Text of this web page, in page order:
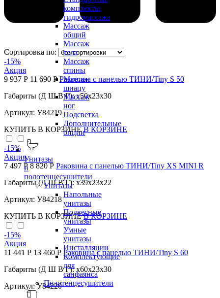
комплекты
гидромассажа
Массаж
общий
Массаж
тела
Массаж
спины
Массаж
шиацу
Массаж
ног
Подсветка
Дополнительные
опции
Унитазы
и
полотенцесушители
Унитазы
Напольные
унитазы
Подвесные
унитазы
Умные
унитазы
Инсталляции
Комплектующие
для
санфаянса
Полотенцесушители
Сортировка по:
-15%
Акция
9 937 Р 11 690 РРаковина с панелью ТИНИ/Tiny S 50
Габариты (Д Ш В Г): x50x23x30
Артикул: У84219
КУПИТЬ В КОРЗИНЕ В КОРЗИНЕ
-15%
Акция
7 497 Р 8 820 Р Раковина с панелью ТИНИ/Tiny XS MINI R
Габариты (Д Ш В Г): x39x23x22
Артикул: У84218
КУПИТЬ В КОРЗИНЕ В КОРЗИНЕ
-15%
Акция
11 441 Р 13 460 Р Раковина с панелью ТИНИ/Tiny S 60
Габариты (Д Ш В Г): x60x23x30
Артикул: У84220